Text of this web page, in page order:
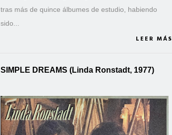
tras más de quince álbumes de estudio, habiendo
sido...
LEER MÁS
SIMPLE DREAMS (Linda Ronstadt, 1977)